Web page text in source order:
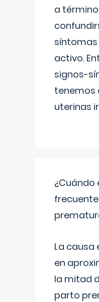
a
activo.
signos-
tenemos
uterinas
¿Cuándo
La causa
en
la mitad
parto